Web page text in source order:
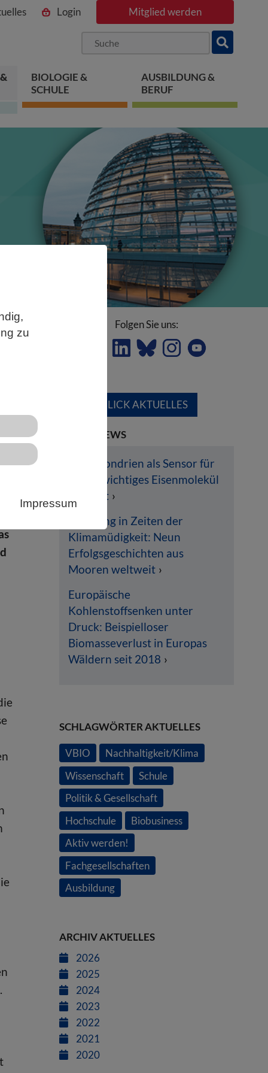
zu
Impressum
Login Mitglied werden
BIOLOGIE &
SCHULE
AUSBILDUNG &
BERUF
Folgen Sie uns:
ÜBERBLICK AKTUELLES
LETZTE NEWS
Mitochondrien als Sensor für
lebenswichtiges Eisenmolekül
entlarvt
Hoffnung in Zeiten der
Klimamüdigkeit: Neun
Erfolgsgeschichten aus
Mooren weltweit
Europäische
Kohlenstoffsenken unter
Druck: Beispielloser
Biomasseverlust in Europas
Wäldern seit 2018
SCHLAGWÖRTER AKTUELLES
VBIO
Nachhaltigkeit/Klima
Wissenschaft
Schule
Politik & Gesellschaft
Hochschule
Biobusiness
Aktiv werden!
Fachgesellschaften
Ausbildung
ARCHIV AKTUELLES
2026
2025
2024
2023
2022
2021
2020